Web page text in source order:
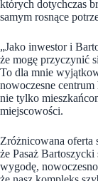
których dotychczas
samym rosnące
„Jako inwestor i
że mogę przyczynić
To dla mnie
nowoczesne centrum
nie tylko
miejscowości.
Zróżnicowana oferta
że Pasaż Bartoszycki
wygodę,